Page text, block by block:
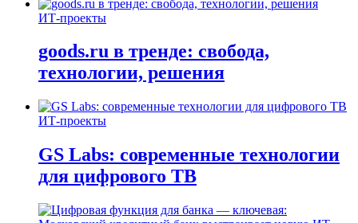
ИТ-проекты
goods.ru в тренде: свобода,
технологии, решения
ИТ-проекты
GS Labs: современные технологии
для цифрового ТВ